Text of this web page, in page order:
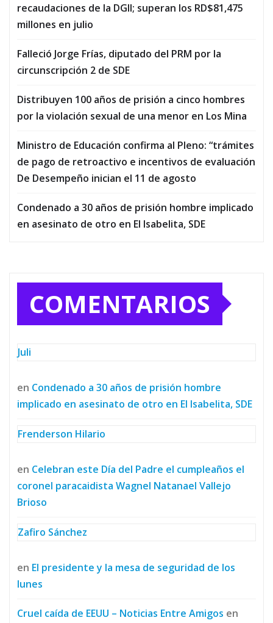
recaudaciones de la DGII; superan los RD$81,475
millones en julio
Falleció Jorge Frías, diputado del PRM por la
circunscripción 2 de SDE
Distribuyen 100 años de prisión a cinco hombres
por la violación sexual de una menor en Los Mina
Ministro de Educación confirma al Pleno: “trámites
de pago de retroactivo e incentivos de evaluación
De Desempeño inician el 11 de agosto
Condenado a 30 años de prisión hombre implicado
en asesinato de otro en El Isabelita, SDE
COMENTARIOS
Juli
en Condenado a 30 años de prisión hombre
implicado en asesinato de otro en El Isabelita, SDE
Frenderson Hilario
en Celebran este Día del Padre el cumpleaños el
coronel paracaidista Wagnel Natanael Vallejo
Brioso
Zafiro Sánchez
en El presidente y la mesa de seguridad de los
lunes
Cruel caída de EEUU – Noticias Entre Amigos en